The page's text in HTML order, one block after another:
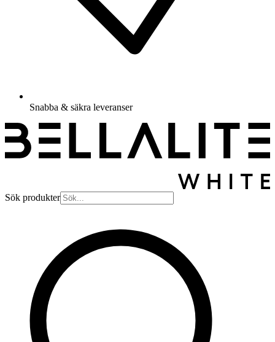
Snabba & säkra leveranser
Sök produkter